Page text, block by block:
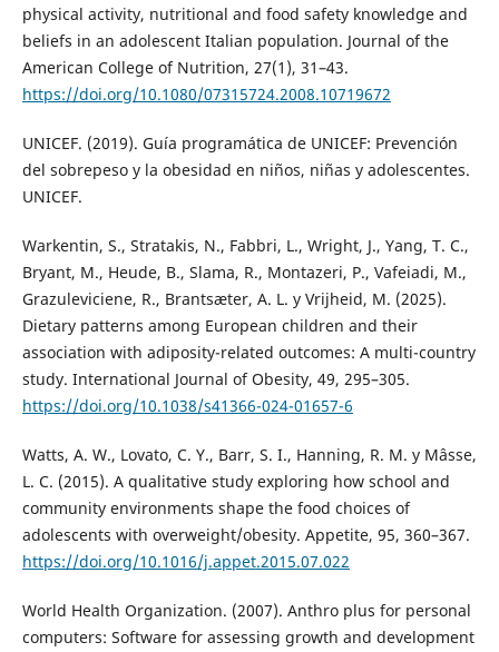
physical activity, nutritional and food safety knowledge and
beliefs in an adolescent Italian population. Journal of the
American College of Nutrition, 27(1), 31–43.
https://doi.org/10.1080/07315724.2008.10719672
UNICEF. (2019). Guía programática de UNICEF: Prevención
del sobrepeso y la obesidad en niños, niñas y adolescentes.
UNICEF.
Warkentin, S., Stratakis, N., Fabbri, L., Wright, J., Yang, T. C.,
Bryant, M., Heude, B., Slama, R., Montazeri, P., Vafeiadi, M.,
Grazuleviciene, R., Brantsæter, A. L. y Vrijheid, M. (2025).
Dietary patterns among European children and their
association with adiposity-related outcomes: A multi-country
study. International Journal of Obesity, 49, 295–305.
https://doi.org/10.1038/s41366-024-01657-6
Watts, A. W., Lovato, C. Y., Barr, S. I., Hanning, R. M. y Mâsse,
L. C. (2015). A qualitative study exploring how school and
community environments shape the food choices of
adolescents with overweight/obesity. Appetite, 95, 360–367.
https://doi.org/10.1016/j.appet.2015.07.022
World Health Organization. (2007). Anthro plus for personal
computers: Software for assessing growth and development